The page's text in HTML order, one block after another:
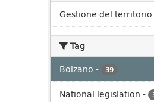
Gestione del territorio
Tag
Bolzano - 39
National legislation -